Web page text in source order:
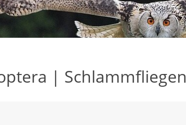
| Schlammfliegen